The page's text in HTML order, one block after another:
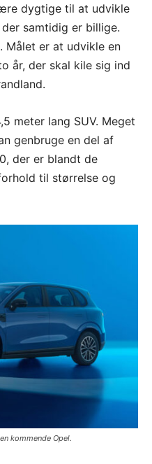
dygtige til at udvikle
samtidig er billige.
Målet er at udvikle en
år, der skal kile sig ind
meter lang SUV. Meget
genbruge en del af
der er blandt de
til størrelse og
kommende Opel.